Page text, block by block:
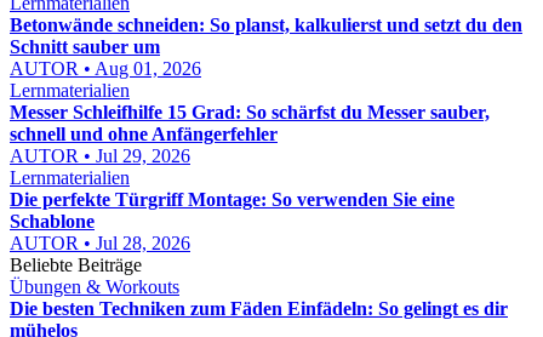
Betonwände schneiden: So planst, kalkulierst und setzt du den
Schnitt sauber um
AUTOR • Aug 01, 2026
Lernmaterialien
Messer Schleifhilfe 15 Grad: So schärfst du Messer sauber,
schnell und ohne Anfängerfehler
AUTOR • Jul 29, 2026
Lernmaterialien
Die perfekte Türgriff Montage: So verwenden Sie eine
Schablone
AUTOR • Jul 28, 2026
Beliebte Beiträge
Übungen & Workouts
Die besten Techniken zum Fäden Einfädeln: So gelingt es dir
mühelos